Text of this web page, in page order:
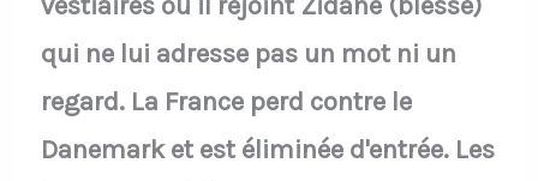
qui ne lui adresse pas un mot ni un
regard. La France perd contre le
Danemark et est éliminée d'entrée. Les